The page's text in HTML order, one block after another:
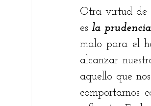
Otra virtud de
es la prudencia
malo para el
alcanzar
aquello que
comportarnos